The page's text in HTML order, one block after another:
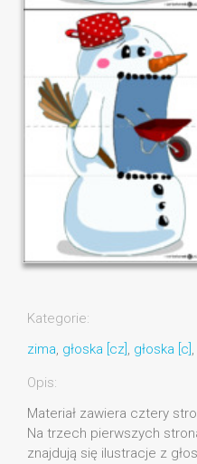
Kategorie:
zima, głoska [cz] , głoska [c] ,
Opis:
Materiał zawiera cztery
Na trzech pierwszych
znajdują się ilustracje z